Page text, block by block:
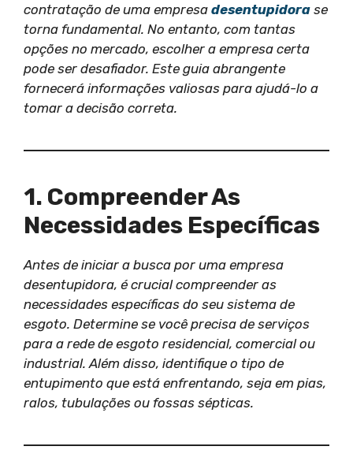
contratação de uma empresa desentupidora se
torna fundamental. No entanto, com tantas
opções no mercado, escolher a empresa certa
pode ser desafiador. Este guia abrangente
fornecerá informações valiosas para ajudá-lo a
tomar a decisão correta.
1. Compreender As
Necessidades Específicas
Antes de iniciar a busca por uma empresa
desentupidora, é crucial compreender as
necessidades específicas do seu sistema de
esgoto. Determine se você precisa de serviços
para a rede de esgoto residencial, comercial ou
industrial. Além disso, identifique o tipo de
entupimento que está enfrentando, seja em pias,
ralos, tubulações ou fossas sépticas.